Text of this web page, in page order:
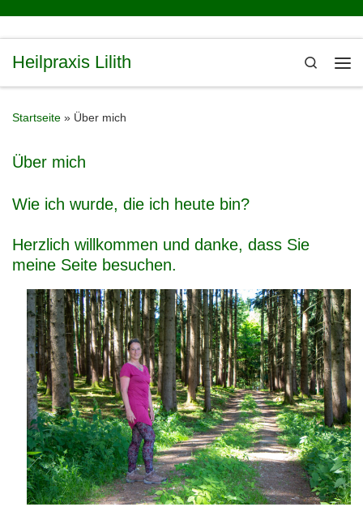
Heilpraxis Lilith
Search
Startseite » Über mich
Über mich
Wie ich wurde, die ich heute bin?
Herzlich willkommen und danke, dass Sie
meine Seite besuchen.